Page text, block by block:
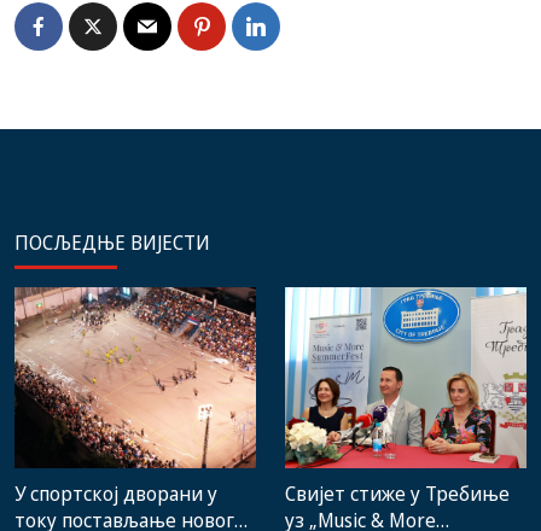
ПОСЉЕДЊЕ ВИЈЕСТИ
У спортској дворани у
току постављање новог
Свијет стиже у Требиње
уз „Music & More